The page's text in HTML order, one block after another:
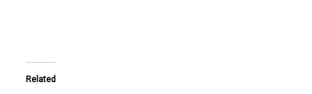
Related